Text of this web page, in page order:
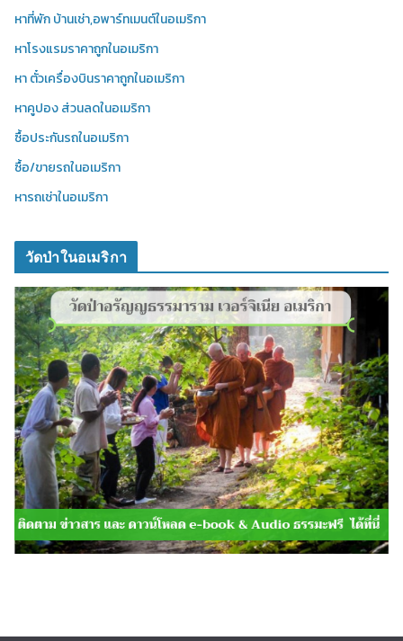
หาที่พัก บ้านเช่า,อพาร์ทเมนต์ในอเมริกา
หาโรงแรมราคาถูกในอเมริกา
หา ตั๋วเครื่องบินราคาถูกในอเมริกา
หาคูปอง ส่วนลดในอเมริกา
ซื้อประกันรถในอเมริกา
ซื้อ/ขายรถในอเมริกา
หารถเช่าในอเมริกา
วัดป่าในอเมริกา